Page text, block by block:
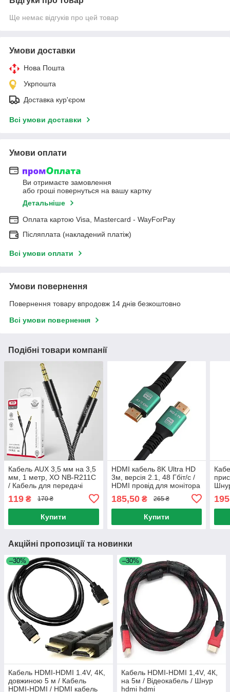
Ще немає відгуків про цей товар
Умови доставки
Нова Пошта
Укрпошта
Доставка кур'єром
Всі умови доставки
Умови оплати
Ви отримаєте замовлення
або гроші повернуться на вашу картку
Детальніше
Оплата картою Visa, Mastercard - WayForPay
Післяплата (накладений платіж)
Всі умови оплати
Умови повернення
Повернення товару впродовж 14 днів безкоштовно
Всі умови повернення
Подібні товари компанії
Кабель AUX 3,5 мм на 3,5
мм, 1 метр, XO NB-R211C
/ Кабель для передачі
119 ₴ 170 ₴
Купити
HDMI кабель 8K Ultra HD
3м, версія 2.1, 48 Гбіт/с /
HDMI провід для монітора
та телевізора / Шнур HDMI
185,50₴ 265 ₴
Купити
Акційні пропозиції та новинки
–30%
Кабель HDMI-HDMI 1.4V, 4K,
довжиною 5 м / Кабель
HDMI-HDMI / HDMI кабель
–30%
Кабель HDMI-HDMI 1,4V, 4К,
на 5м / Відеокабель / Шнур
hdmi hdmi